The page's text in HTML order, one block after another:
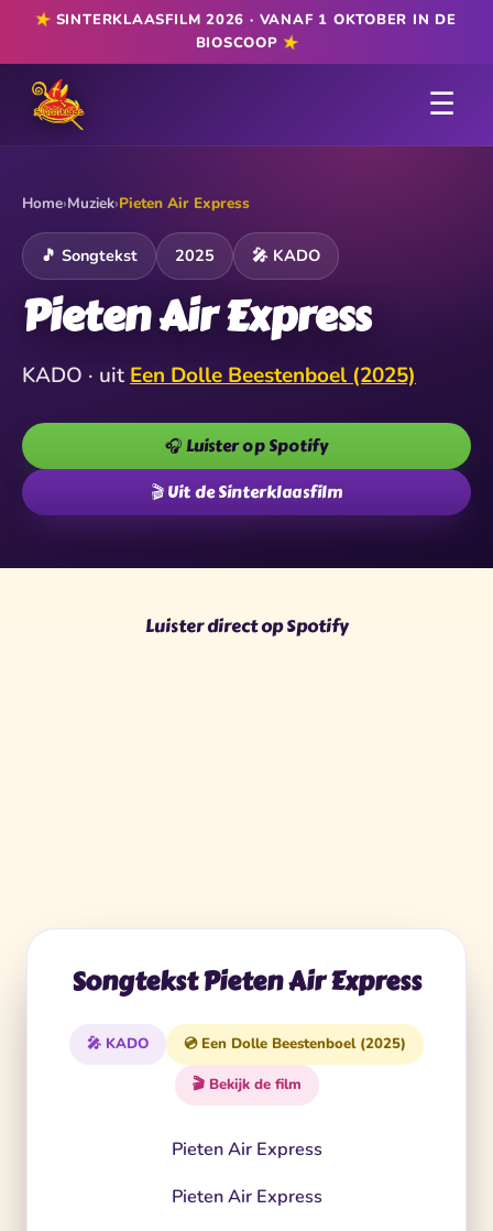
★SINTERKLAASFILM 2026 · VANAF 1 OKTOBER IN DE
BIOSCOOP ★
☰
✦
✶
★
✦
★
✧
✶
★
✧
Home›Muziek›Pieten Air Express
🎵 Songtekst 2025 🎤 KADO
Pieten Air Express
KADO · uit Een Dolle Beestenboel (2025)
🎧 Luister op Spotify
🎬 Uit de Sinterklaasfilm
Luister direct op Spotify
Songtekst Pieten Air Express
🎤 KADO 💿 Een Dolle Beestenboel (2025)
🎬 Bekijk de film
Pieten Air Express
Pieten Air Express